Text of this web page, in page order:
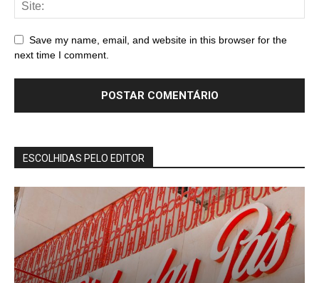
Save my name, email, and website in this browser for the
next time I comment.
ESCOLHIDAS PELO EDITOR